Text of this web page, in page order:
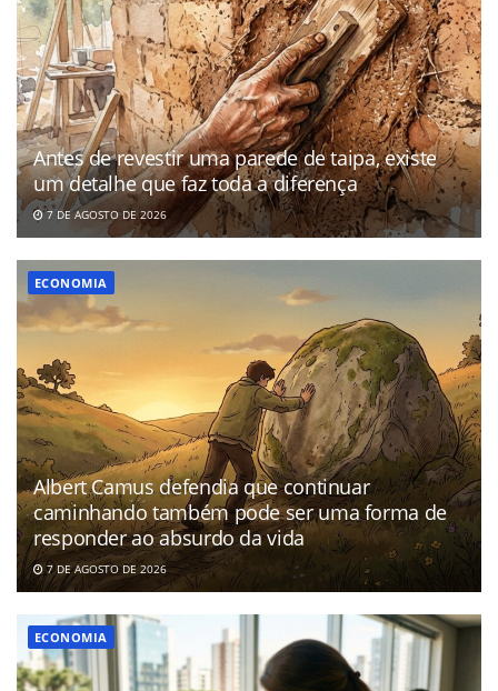
Antes de revestir uma parede de taipa, existe
um detalhe que faz toda a diferença
7 DE AGOSTO DE 2026
ECONOMIA
Albert Camus defendia que continuar
caminhando também pode ser uma forma de
responder ao absurdo da vida
7 DE AGOSTO DE 2026
ECONOMIA